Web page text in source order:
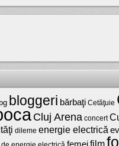
bloggeri bărbaţi Cetăţuie
Cluj Arena concert
dileme energie electrică